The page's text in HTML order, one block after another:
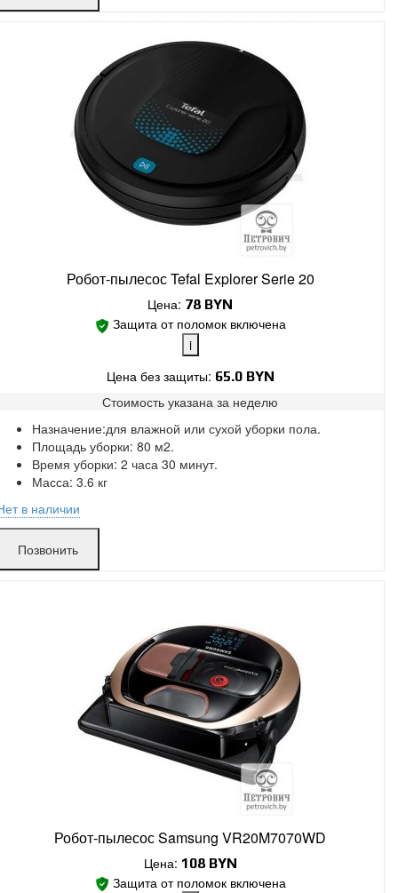
Робот-пылесос Tefal Explorer Serie 20
Цена: 78 BYN
Защита от поломок включена
i
Замена без ожидания.
Без скрытых платежей.
Цена без защиты: 65.0 BYN
Стоимость указана за неделю
Назначение:для влажной или сухой уборки пола.
Площадь уборки: 80 м2.
Время уборки: 2 часа 30 минут.
Масса: 3.6 кг
в наличии
Позвонить
Робот-пылесос Samsung VR20M7070WD
Цена: 108 BYN
Защита от поломок включена